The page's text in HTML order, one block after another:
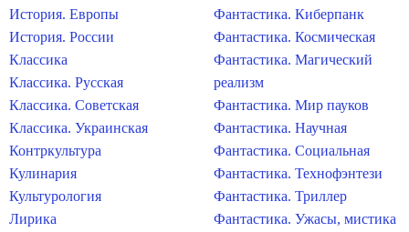
История. Европы
История. России
Классика
Классика. Русская
Классика. Советская
Классика. Украинская
Контркультура
Кулинария
Культурология
Лирика
Фантастика. Киберпанк
Фантастика. Космическая
Фантастика. Магический
реализм
Фантастика. Мир пауков
Фантастика. Научная
Фантастика. Социальная
Фантастика. Технофэнтези
Фантастика. Триллер
Фантастика. Ужасы, мистика